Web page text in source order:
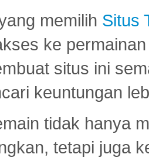
memilih Situs
ke
situs ini
keuntungan
tidak hanya
tetapi juga